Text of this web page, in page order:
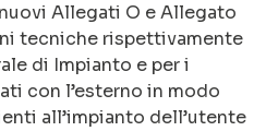
Allegati O e Allegato
tecniche rispettivamente
di Impianto e per i
con l’esterno in modo
all’impianto dell’utente